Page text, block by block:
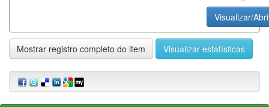
Visualizar/
Mostrar registro completo do item Visualizar estatísticas